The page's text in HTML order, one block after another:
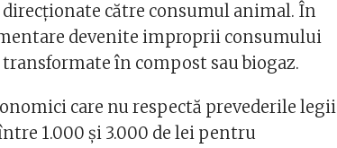
către consumul animal. În
devenite improprii consumului
în compost sau biogaz.
care nu respectă prevederile legii
1.000 şi 3.000 de lei pentru